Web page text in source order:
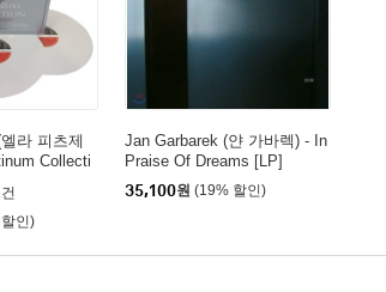
라 피츠제
Collecti
인)
Jan Garbarek (얀 가바렉) - In
Praise Of Dreams [LP]
35,100원 (19% 할인)